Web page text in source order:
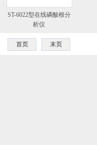
ST-6022型在线磷酸根分
析仪
首页 末页